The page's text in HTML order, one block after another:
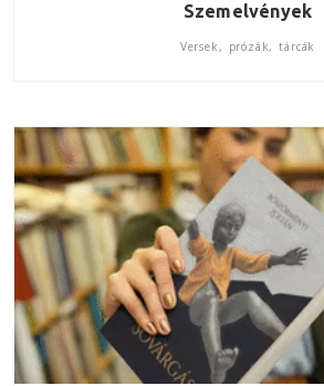
Szemelvények
Versek, prózák, tárcák